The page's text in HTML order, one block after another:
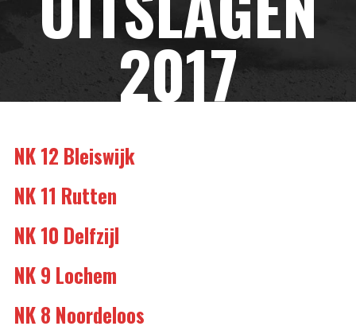
2017
NK 12 Bleiswijk
NK 11 Rutten
NK 10 Delfzijl
NK 9 Lochem
NK 8 Noordeloos